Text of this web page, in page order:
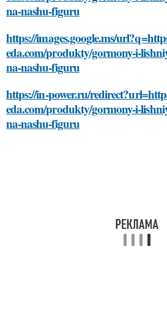
na-nashu-figuru
https://images.google.ms/
eda.com/produkty/gormony-i-
na-nashu-figuru
https://in-power.ru/
eda.com/produkty/gormony-i-
na-nashu-figuru